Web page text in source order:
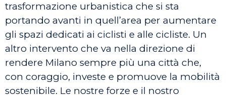
trasformazione urbanistica che si sta
portando avanti in quell’area per aumentare
gli spazi dedicati ai ciclisti e alle cicliste. Un
altro intervento che va nella direzione di
rendere Milano sempre più una città che,
con coraggio, investe e promuove la mobilità
sostenibile. Le nostre forze e il nostro